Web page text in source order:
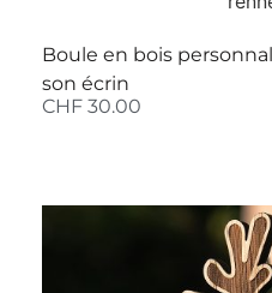
Boule en bois
son écrin
CHF 30.00